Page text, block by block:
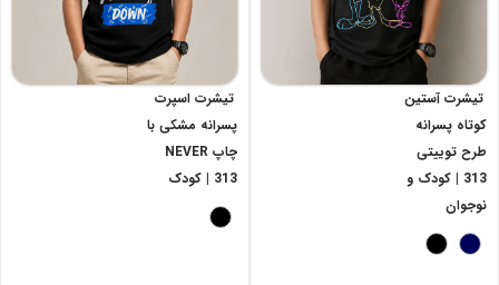
تیشرت آستین
کوتاه پسرانه
طرح توییتی
313 | کودک و
نوجوان
تیشرت اسپرت
پسرانه مشکی با
چاپ NEVER
313 | کودک